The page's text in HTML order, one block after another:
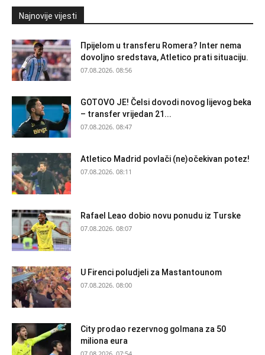
Najnovije vijesti
Прijelom u transferu Romera? Inter nema
dovoljno sredstava, Atletico prati situaciju.
07.08.2026. 08:56
GOTOVO JE! Čelsi dovodi novog lijevog beka
– transfer vrijedan 21...
07.08.2026. 08:47
Atletico Madrid povlači (ne)očekivan potez!
07.08.2026. 08:11
Rafael Leao dobio novu ponudu iz Turske
07.08.2026. 08:07
U Firenci poludjeli za Mastantounom
07.08.2026. 08:00
City prodao rezervnog golmana za 50
miliona eura